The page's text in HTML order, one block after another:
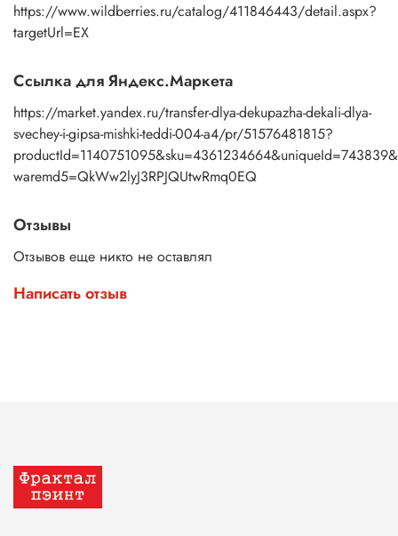
https://www.wildberries.ru/catalog/411846443/detail.aspx?
targetUrl=EX
Ссылка для Яндекс.Маркета
https://market.yandex.ru/transfer-dlya-dekupazha-dekali-dlya-
svechey-i-gipsa-mishki-teddi-004-a4/pr/51576481815?
waremd5=QkWw2lyJ3RPJQUtwRmq0EQ
Отзывы
Отзывов еще никто не оставлял
Написать отзыв